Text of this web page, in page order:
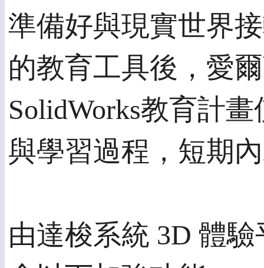
準備好與現實世界
的教育工具後，愛
SolidWorks教育計
與學習過程，短期
由達梭系統 3D 體